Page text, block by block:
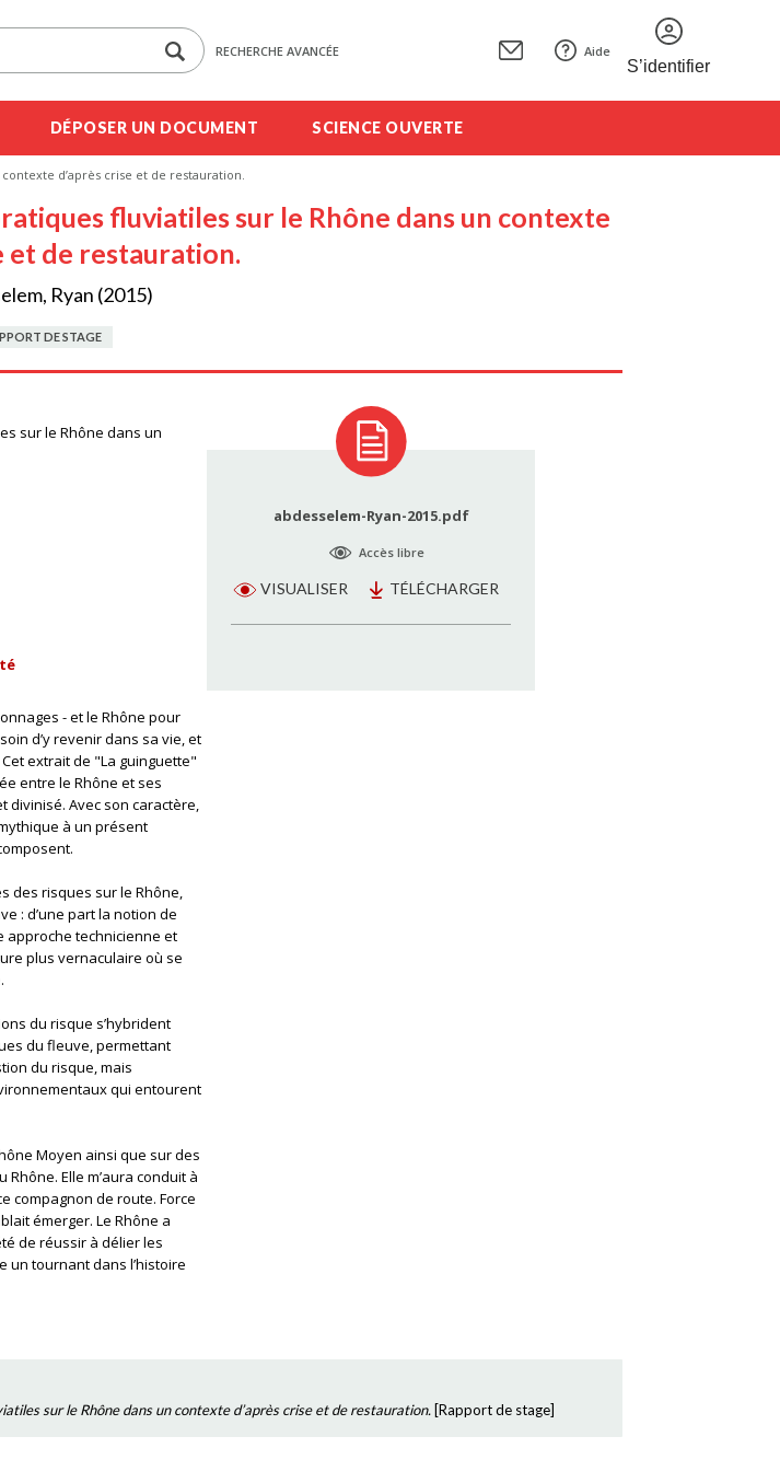
RECHERCHE AVANCÉE Aide
S’identifier
DÉPOSER UN DOCUMENT SCIENCE OUVERTE
d’après crise et de restauration.
fluviatiles sur le Rhône dans un contexte
et de restauration.
Ryan (2015)
DE STAGE
sur le Rhône dans un
- et le Rhône pour
d’y revenir dans sa vie, et
Cet extrait de "La guinguette"
entre le Rhône et ses
divinisé. Avec son caractère,
à un présent
des risques sur le Rhône,
: d’une part la notion de
approche technicienne et
plus vernaculaire où se
du risque s’hybrident
du fleuve, permettant
du risque, mais
qui entourent
Moyen ainsi que sur des
Elle m’aura conduit à
compagnon de route. Force
émerger. Le Rhône a
de réussir à délier les
un tournant dans l’histoire
abdesselem-Ryan-2015.pdf
Accès libre
VISUALISER TÉLÉCHARGER
sur le Rhône dans un contexte d’après crise et de restauration. [Rapport de stage]